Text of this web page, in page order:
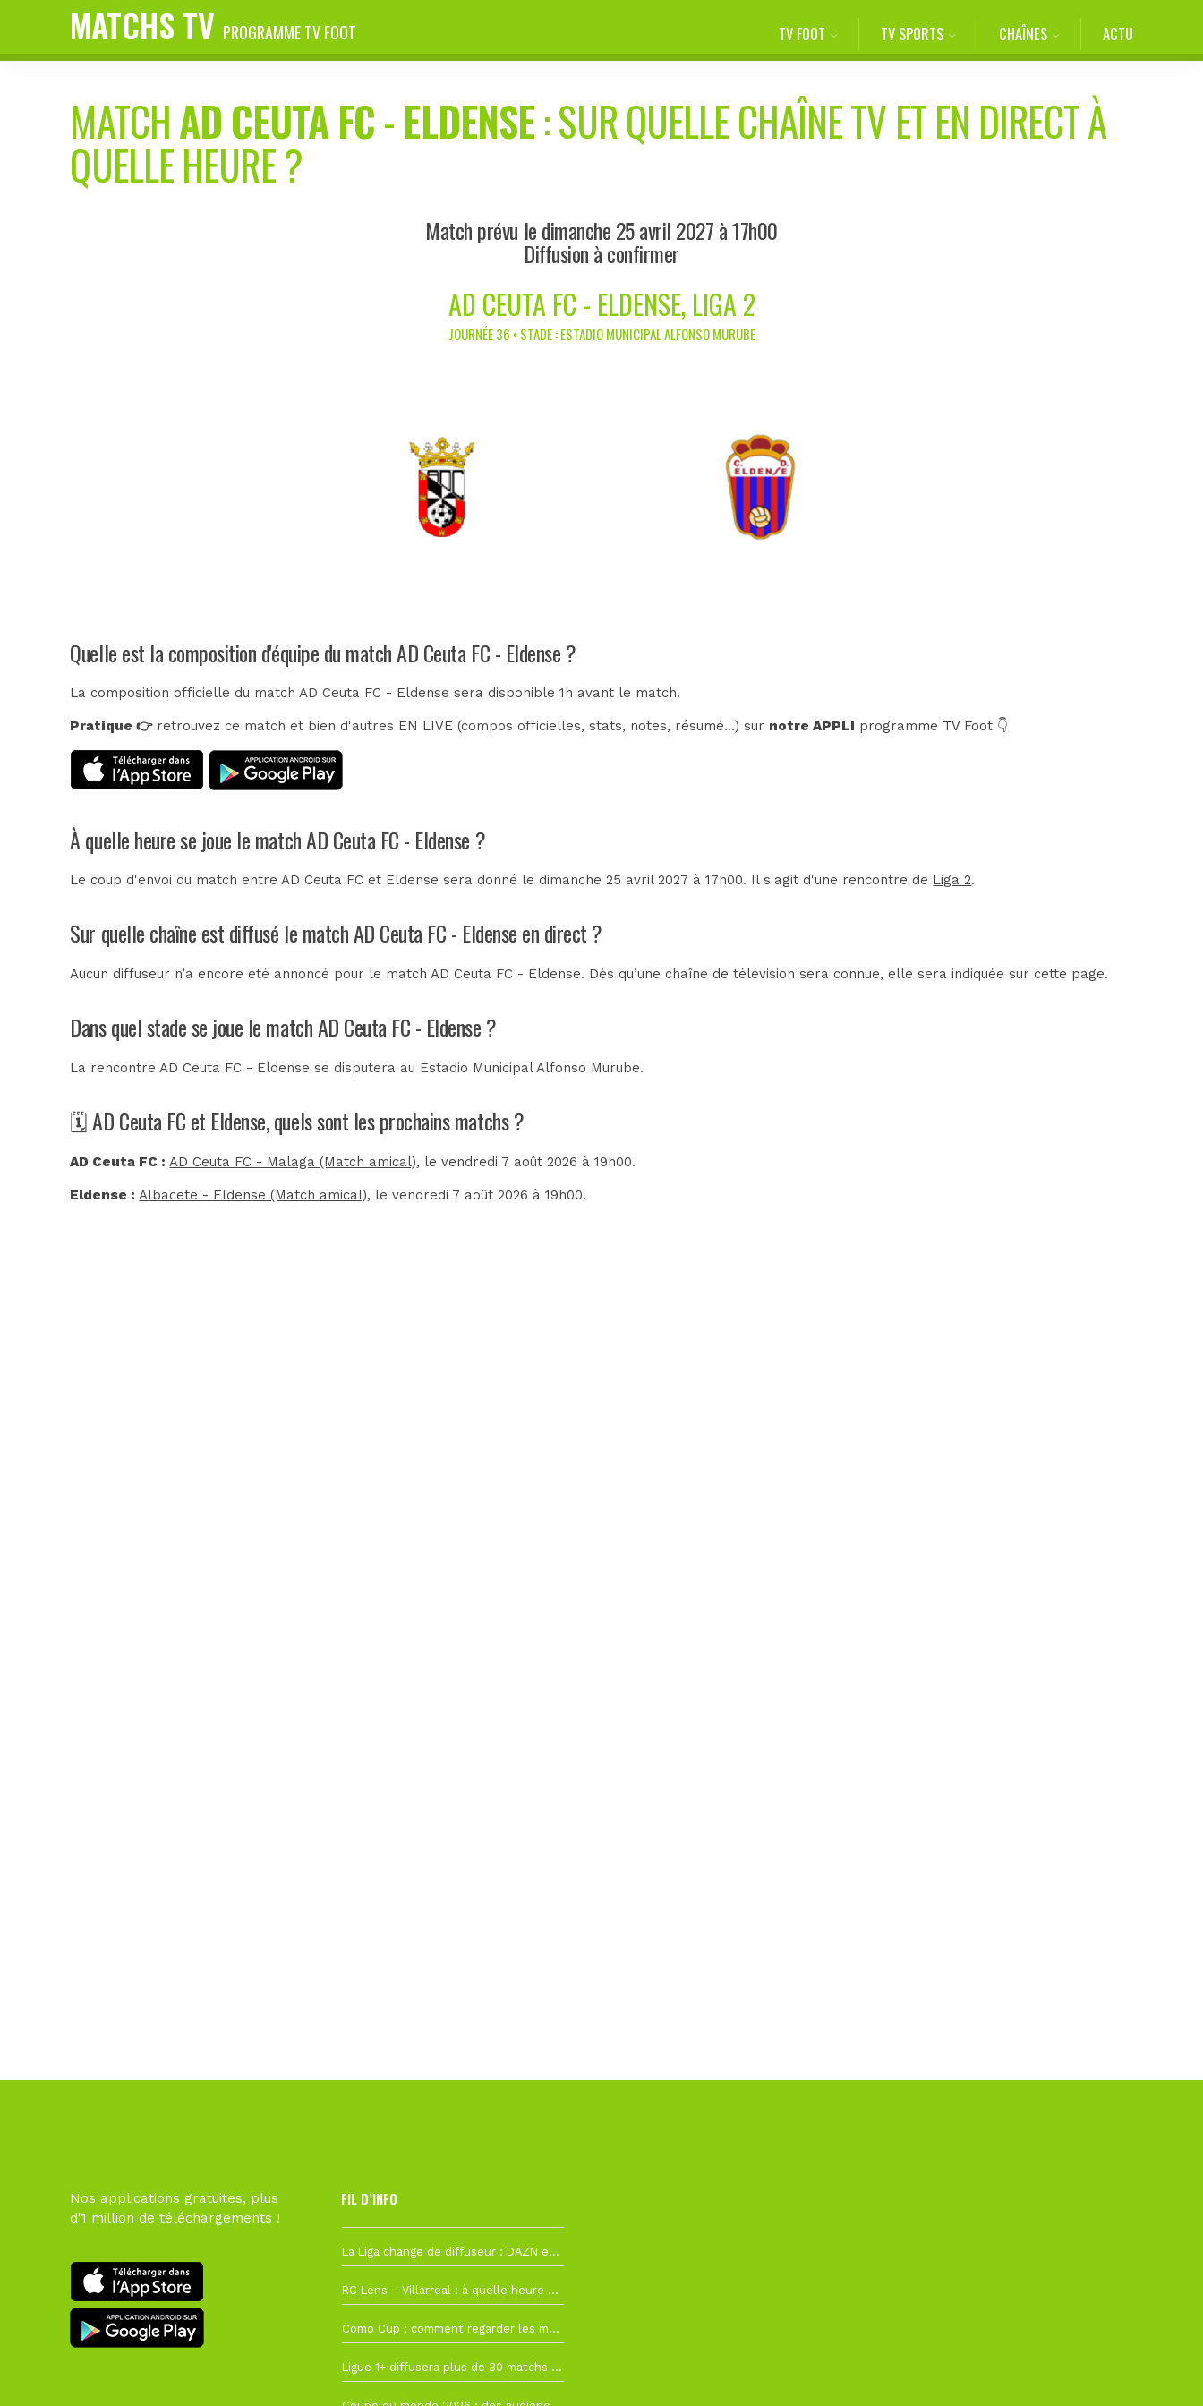
MATCHS TV PROGRAMME TV FOOT TV FOOT TV SPORTS CHAÎNES ACTU
MATCHAD CEUTA FC-ELDENSE: SUR QUELLE CHAÎNE TV ET EN DIRECT À
QUELLE HEURE ?
Match prévu le dimanche 25 avril 2027 à 17h00
Diffusion à confirmer
AD CEUTA FC - ELDENSE, LIGA 2
JOURNÉE 36 • STADE : ESTADIO MUNICIPAL ALFONSO MURUBE
Quelle est la composition d'équipe du match AD Ceuta FC - Eldense ?
La composition officielle du match AD Ceuta FC - Eldense sera disponible 1h avant le match.
Pratique 👉retrouvez ce match et bien d'autres EN LIVE (compos officielles, stats, notes, résumé...) sur notre APPLI programme TV Foot 👇
À quelle heure se joue le match AD Ceuta FC - Eldense ?
Le coup d'envoi du match entre AD Ceuta FC et Eldense sera donné le dimanche 25 avril 2027 à 17h00. Il s'agit d'une rencontre de Liga 2.
Sur quelle chaîne est diffusé le match AD Ceuta FC - Eldense en direct ?
Aucun diffuseur n’a encore été annoncé pour le match AD Ceuta FC - Eldense. Dès qu’une chaîne de télévision sera connue, elle sera indiquée sur cette page.
Dans quel stade se joue le match AD Ceuta FC - Eldense ?
La rencontre AD Ceuta FC - Eldense se disputera au Estadio Municipal Alfonso Murube.
🗓️ AD Ceuta FC et Eldense, quels sont les prochains matchs ?
AD Ceuta FC : AD Ceuta FC - Malaga (Match amical), le vendredi 7 août 2026 à 19h00.
Eldense : Albacete - Eldense (Match amical), le vendredi 7 août 2026 à 19h00.
Nos applications gratuites, plus
d'1 million de téléchargements !
FIL D’INFO
La Liga change de diffuseur : DAZN et Disney+ remplacent beIN Sports !
RC Lens – Villarreal : à quelle heure et sur quelle chaîne voir la finale de la Como Cup ?
Como Cup : comment regarder les matchs du RC Lens en direct ?
Ligue 1+ diffusera plus de 30 matchs amicaux avant la reprise de la Ligue 1